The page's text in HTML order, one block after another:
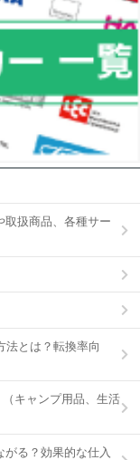
取扱商品、各種サー
法とは？転換率向
（キャンプ用品、生活
る？効果的な仕入